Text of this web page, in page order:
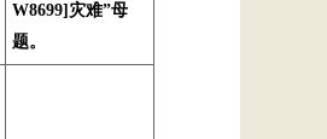
W8699]灾难”母
题。